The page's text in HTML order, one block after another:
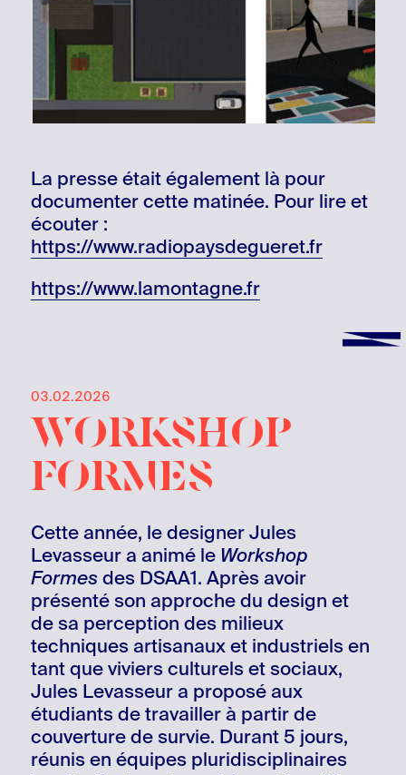
La presse était également là pour
documenter cette matinée. Pour lire et
écouter :
https://www.radiopaysdegueret.fr
https://www.lamontagne.fr
03.02.2026
workshop
formes
Cette année, le designer Jules
Levasseur a animé le Workshop
Formesdes DSAA1. Après avoir
présenté son approche du design et
de sa perception des milieux
techniques artisanaux et industriels en
tant que viviers culturels et sociaux,
Jules Levasseur a proposé aux
étudiants de travailler à partir de
couverture de survie. Durant 5 jours,
réunis en équipes pluridisciplinaires